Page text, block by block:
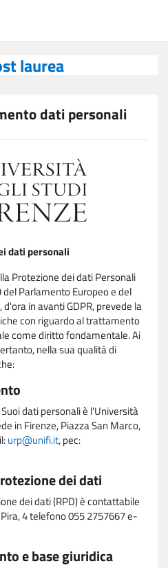
laurea
dati personali
dati personali
Protezione dei dati Personali
Parlamento Europeo e del
in avanti GDPR, prevede la
con riguardo al trattamento
come diritto fondamentale. Ai
nella sua qualità di
dati personali è l'Università
in Firenze, Piazza San Marco,
urp@unifi.it, pec:
dei dati
dei dati (RPD) è contattabile
4 telefono 055 2757667 e-
e base giuridica